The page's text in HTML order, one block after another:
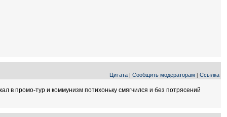
Цитата | Сообщить модераторам | Ссылка
в промо-тур и коммунизм потихоньку смягчился и без потрясений